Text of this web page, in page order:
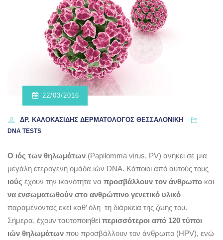
22/03/2016
ΔΡ. ΚΑΛΟΚΑΣΊΔΗΣ ΔΕΡΜΑΤΟΛΌΓΟΣ ΘΕΣΣΑΛΟΝΊΚΗ
DNA TESTS
Ο ιός των θηλωμάτων (Papilomma virus, PV) ανήκει σε μια
μεγάλη ετερογενή ομάδα ιών DNA. Κάποιοι από αυτούς τους
ιούς έχουν την ικανότητα να προσβάλλουν τον άνθρωπο και
να ενσωματωθούν στο ανθρώπινο γενετικό υλικό
παραμένοντας εκεί καθ’ όλη τη διάρκεια της ζωής του.
Σήμερα, έχουν ταυτοποιηθεί περισσότεροι από 120 τύποι
ιών θηλωμάτων που προσβάλλουν τον άνθρωπο (HPV), ενώ